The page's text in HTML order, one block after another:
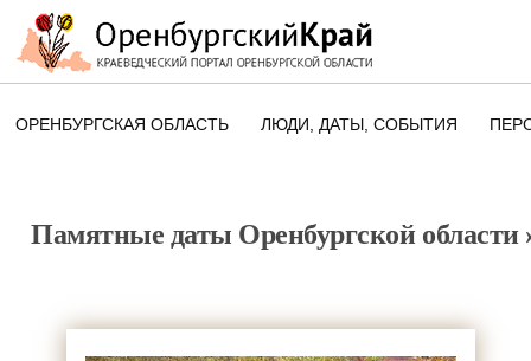
ОРЕНБУРГСКАЯ ОБЛАСТЬ ЛЮДИ, ДАТЫ, CОБЫТИЯ
ПАМЯТНЫЕ ДАТЫ
Памятные даты Оренбургской области